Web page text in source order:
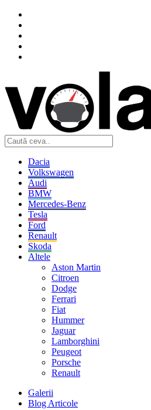
Dacia
Volkswagen
Audi
BMW
Mercedes-Benz
Tesla
Ford
Renault
Skoda
Altele
Aston Martin
Citroen
Dodge
Ferrari
Fiat
Hummer
Jaguar
Lamborghini
Peugeot
Porsche
Renault
Galerii
Blog Articole